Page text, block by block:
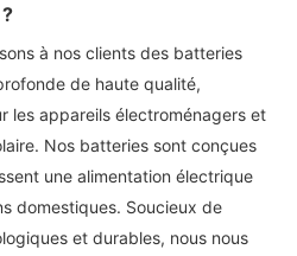
à nos clients des batteries
de haute qualité,
les appareils électroménagers et
Nos batteries sont conçues
une alimentation électrique
domestiques. Soucieux de
et durables, nous nous